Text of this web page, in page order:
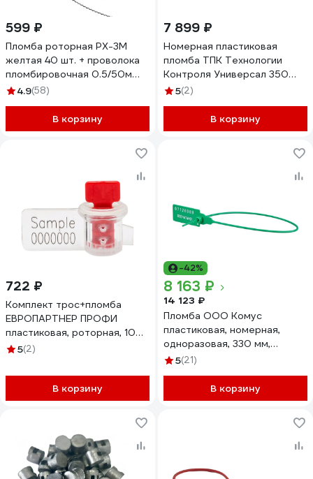
599 ₽
Пломба роторная РХ-3М
желтая 40 шт. + проволока
пломбировочная 0.5/50м
нержавейка ТПК Технологии
4.9(58)
В корзину
7 899 ₽
Номерная пластиковая
пломба ТПК Технологии
Контроля Универсал 350
(Цвет:белый) 1000 шт 24277
5(2)
В корзину
722 ₽
Комплект трос+пломба
ЕВРОПАРТНЕР ПРОФИ
пластиковая, роторная, 10
штук 13 0042 3
5(2)
В корзину
-42%
8 163 ₽
14 123 ₽
Пломба ООО Комус
пластиковая, номерная,
одноразовая, 330 мм,
зеленые, 1000 штук/
5(21)
В корзину